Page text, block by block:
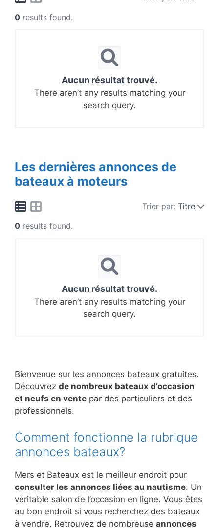
0 results found.
Aucun résultat trouvé.
There aren’t any results matching your
search query.
Les dernières annonces de
bateaux à moteurs
Trier par: Titre
0 results found.
Aucun résultat trouvé.
There aren’t any results matching your
search query.
Bienvenue sur les annonces bateaux gratuites.
Découvrez de nombreux bateaux d’occasion
et neufs en vente par des particuliers et des
professionnels.
Comment fonctionne la rubrique
annonces bateaux?
Mers et Bateaux est le meilleur endroit pour
consulter les annonces liées au nautisme. Un
véritable salon de l’occasion en ligne. Vous êtes
au bon endroit si vous recherchez des bateaux
à vendre. Retrouvez de nombreuse annonces